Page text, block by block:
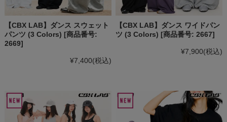
【CBX LAB】ダンス スウェット
パンツ (3 Colors) [商品番号:
2669]
¥7,400(税込)
【CBX LAB】ダンス ワイドパン
ツ (3 Colors) [商品番号: 2667]
¥7,900(税込)